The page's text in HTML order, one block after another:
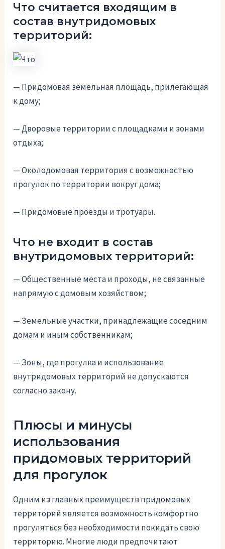
Что считается входящим в
состав внутридомовых
территорий:
— Придомовая земельная площадь, прилегающая
к дому;
— Дворовые территории с площадками и зонами
отдыха;
— Околодомовая территория с возможностью
прогулок по территории вокруг дома;
— Придомовые проезды и тротуары.
Что не входит в состав
внутридомовых территорий:
— Общественные места и проходы, не связанные
напрямую с домовым хозяйством;
— Земельные участки, принадлежащие соседним
домам и иным собственникам;
— Зоны, где прогулка и использование
внутридомовых территорий не допускаются
согласно закону.
Плюсы и минусы
использования
придомовых территорий
для прогулок
Одним из главных преимуществ придомовых
территорий является возможность комфортно
прогуляться без необходимости покидать свою
территорию. Многие люди предпочитают